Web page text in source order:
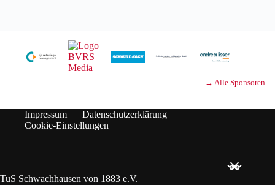
→ Alle Sponsoren
Impressum
Datenschutzerklärung
Cookie-Einstellungen
TuS Schwachhausen von 1883 e.V.